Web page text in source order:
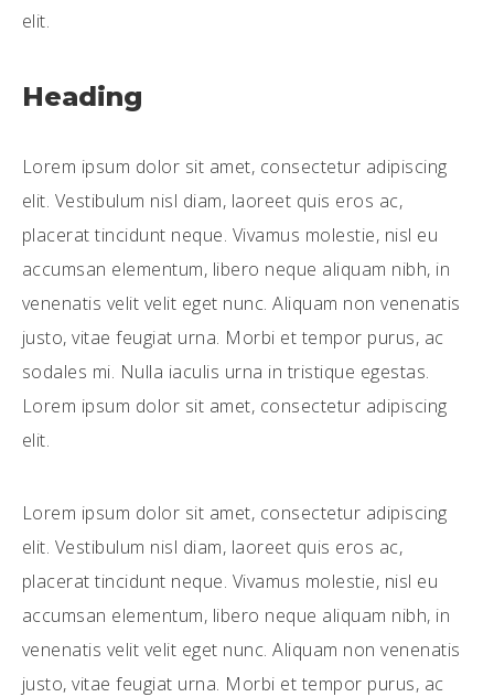
elit.
Heading
Lorem ipsum dolor sit amet, consectetur adipiscing
elit. Vestibulum nisl diam, laoreet quis eros ac,
placerat tincidunt neque. Vivamus molestie, nisl eu
accumsan elementum, libero neque aliquam nibh, in
venenatis velit velit eget nunc. Aliquam non venenatis
justo, vitae feugiat urna. Morbi et tempor purus, ac
sodales mi. Nulla iaculis urna in tristique egestas.
Lorem ipsum dolor sit amet, consectetur adipiscing
elit.
Lorem ipsum dolor sit amet, consectetur adipiscing
elit. Vestibulum nisl diam, laoreet quis eros ac,
placerat tincidunt neque. Vivamus molestie, nisl eu
accumsan elementum, libero neque aliquam nibh, in
venenatis velit velit eget nunc. Aliquam non venenatis
justo, vitae feugiat urna. Morbi et tempor purus, ac